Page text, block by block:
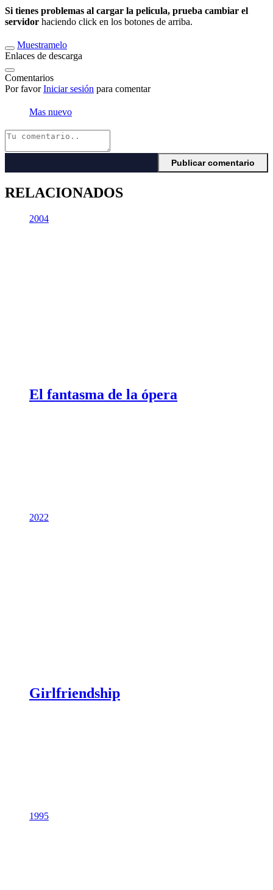
Si tienes problemas al cargar la pelicula, prueba cambiar el
servidor haciendo click en los botones de arriba.
Muestramelo
Enlaces de descarga
Comentarios
Por favorIniciar sesión para comentar
Mas nuevo
RELACIONADOS
2004
El fantasma de la ópera
2022
Girlfriendship
1995